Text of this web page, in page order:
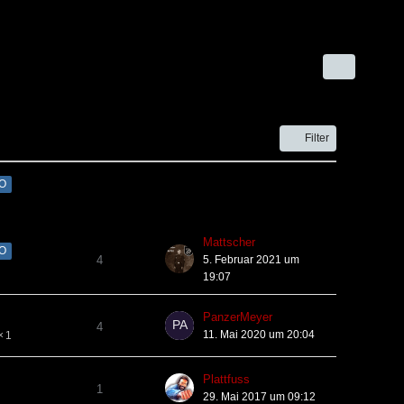
Filter
4
Mattscher
5. Februar 2021 um
19:07
1
4
PanzerMeyer
11. Mai 2020 um 20:04
1
Plattfuss
29. Mai 2017 um 09:12